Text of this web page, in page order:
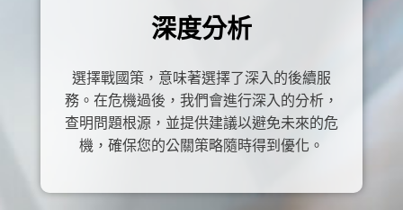
深度分析
選擇戰國策，意味著選擇了深入的後續服
務。在危機過後，我們會進行深入的分析，
查明問題根源，並提供建議以避免未來的危
機，確保您的公關策略隨時得到優化。